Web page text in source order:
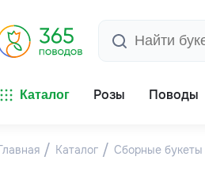
Каталог Розы Поводы
Каталог Сборные букеты